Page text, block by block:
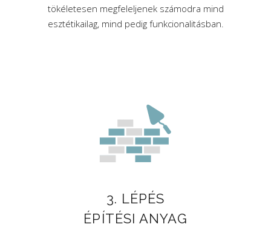
tökéletesen megfeleljenek számodra mind
esztétikailag, mind pedig funkcionalitásban.
3. LÉPÉS
ÉPÍTÉSI ANYAG